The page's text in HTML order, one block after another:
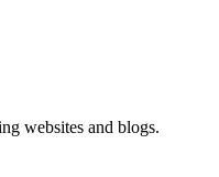
websites and blogs.